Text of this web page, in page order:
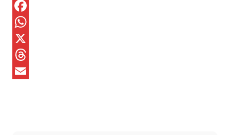
C
o
p
y
L
F
a
c
e
W
h
a
X
T